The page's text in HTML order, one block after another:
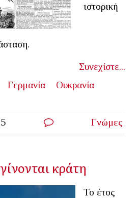
ιστορική
Συνεχίστε...
Γερμανία
Ουκρανία
Γνώμες
κράτη
Το έτος